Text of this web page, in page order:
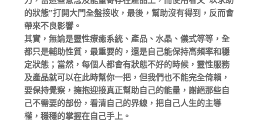
的狀態”打開大門全盤接收，最後，幫助沒有得到，反而會
帶來不良影響。
其實，無論是靈性療癒系統、產品、水晶、儀式等等，全
都只是輔助性質，最重要的，還是自己能保持高頻率和穩
定狀態；當然，每個人都會有狀態不好的時候，靈性服務
及產品就可以在此時幫你一把，但我們也不能完全倚賴，
要保持覺察，擁抱迎接真正幫助自己的能量，謝絕那些自
己不需要的部份，看清自己的界線，把自己人生的主導
權，穩穩的掌握在自己手上。